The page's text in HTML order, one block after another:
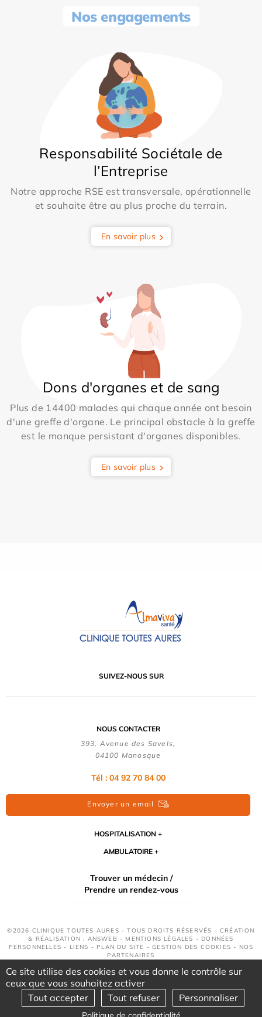
Nos engagements
Responsabilité Sociétale de
l’Entreprise
Notre approche RSE est transversale, opérationnelle
et souhaite être au plus proche du terrain.
En savoir plus
Dons d'organes et de sang
Plus de 14400 malades qui chaque année ont besoin
d'une greffe d'organe. Le principal obstacle à la greffe
est le manque persistant d'organes disponibles.
En savoir plus
SUIVEZ-NOUS SUR
NOUS CONTACTER
393, Avenue des Savels,
04100 Manosque
Tél : 04 92 70 84 00
Envoyer un email
HOSPITALISATION
AMBULATOIRE
Trouver un médecin /
Prendre un rendez-vous
©2026 CLINIQUE TOUTES AURES - TOUS DROITS RÉSERVÉS - CRÉATION
& RÉALISATION : ANSWEB - MENTIONS LÉGALES - DONNÉES
PERSONNELLES - LIENS - PLAN DU SITE -GESTION DES COOKIES - NOS
PARTENAIRES
Ce site utilise des cookies et vous donne le contrôle sur
ceux que vous souhaitez activer
Tout accepter
Tout refuser Personnaliser